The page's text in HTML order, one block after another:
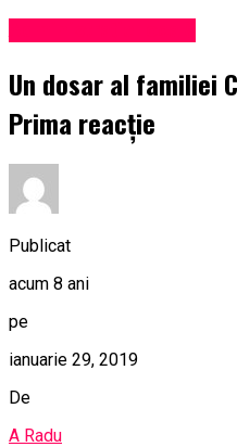
Un dosar al familiei
Prima reacție
Publicat
acum 8 ani
pe
ianuarie 29, 2019
De
A Radu